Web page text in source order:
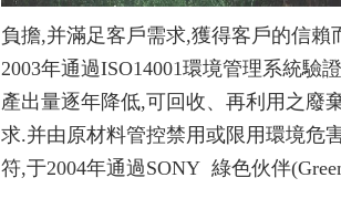
負擔,并滿足客戶需求,獲得客戶的信賴
2003年通過ISO14001環境管理系統驗
產出量逐年降低,可回收、再利用之廢
求.并由原材料管控禁用或限用環境危
符,于2004年通過SONY 綠色伙伴